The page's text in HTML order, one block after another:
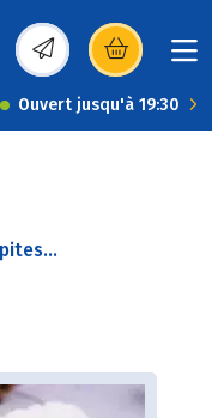
(s’ouvre dans une
Ouvert jusqu'à 19:30